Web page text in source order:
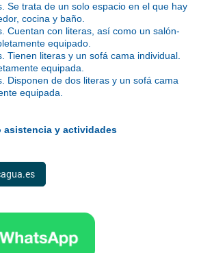
Se trata de un solo espacio en el que hay
cocina y baño.
Cuentan con literas, así como un salón-
equipado.
Tienen literas y un sofá cama individual.
equipada.
Disponen de dos literas y un sofá cama
equipada.
asistencia y actividades